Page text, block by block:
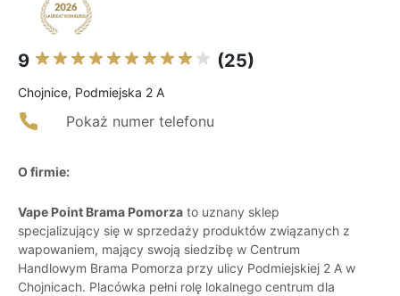
9 (25)
Chojnice, Podmiejska 2 A
Pokaż numer telefonu
O firmie:
Vape Point Brama Pomorza to uznany sklep
specjalizujący się w sprzedaży produktów związanych z
wapowaniem, mający swoją siedzibę w Centrum
Handlowym Brama Pomorza przy ulicy Podmiejskiej 2 A w
Chojnicach. Placówka pełni rolę lokalnego centrum dla